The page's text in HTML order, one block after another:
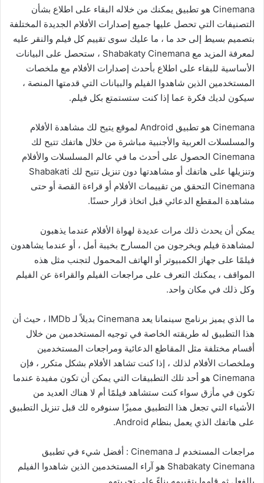
Cinemana هو تطبيق يمكنك من خلاله البقاء على اطلاع بشأن
التصنيفات التي تحصل عليها جميع إصدارات الأفلام الجديدة المختلفة
بتصميم بسيط إلى حد ما ، ما عليك سوى تقييم كل فيلم والنقر عليه
لمعرفة المزيد مع Shabakaty Cinemana ، ستحصل على البيانات
الأساسية للبقاء على اطلاع بأحدث إصدارات الأفلام مع ملخصات
المستخدمين الذين شاهدوا الفيلم والبيانات التي قدمتها المنصة ،
سيكون لديك فكرة عما إذا كنت ستستمتع بكل فيلم.
Cinemana هو تطبيق Android لموقع يتيح لك مشاهدة الأفلام
والمسلسلات العربية والأجنبية مباشرة من خلال هاتفك تتيح لك
Cinemana الحصول على أحدث ما في عالم المسلسلات والأفلام
وتنزيلها على هاتفك أو مشاهدتها دون تنزيل تتيح لك Shabakati
Cinemana التحقق من تقييمات الأفلام أو قراءة القصة أو حتى
مشاهدة المقطع الدعائي قبل اتخاذ قرار حسنًا.
يمكن أن يحدث ذلك مرات عديدة لهواة الأفلام عندما يذهبون
لمشاهدة فيلم ويخرجون من المسارح بخيبة أمل ، أو عندما يشاهدون
فيلمًا على جهاز الكمبيوتر أو الهاتف المحمول لتجنب مثل هذه
المواقف ، يمكنك التعرف على مراجعات الفيلم والقراءة عن الفيلم
وكل ذلك في مكان واحد.
ما الذي يميز برنامج سينمانا يعد Cinemana بديلاً لـ IMDb ، حيث أن
هذا التطبيق له طريقته الخاصة في توجيه المستخدمين من خلال
أقسام مختلفة مثل المقاطع الدعائية ومراجعات المستخدمين
وملخصات الأفلام لذلك ، إذا كنت تشاهد الأفلام بشكل متكرر ، فإن
Cinemana هو أحد تلك التطبيقات التي يمكن أن تكون مفيدة عندما
تكون في مأزق سواء كنت ستشاهد فيلمًا أم لا هناك العديد من
الأشياء التي تجعل هذا التطبيق مميزًا سنوفره لك قبل تنزيل التطبيق
على هاتفك الذي يعمل بنظام Android.
مراجعات المستخدم لـ Cinemana : أفضل شيء في تطبيق
Shabakaty Cinemana هو آراء المستخدمين الذين شاهدوا الفيلم